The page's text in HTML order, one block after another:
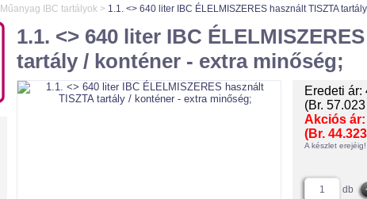
Műanyag IBC tartályok > 1.1. <> 640 liter IBC ÉLELMISZERES használt TISZTA
1.1. <> 640 liter IBC
tartály / konténer - extra minőség;
Eredeti ár:
(Br.
Akciós ár:
(Br.
A készlet erejéig!
db